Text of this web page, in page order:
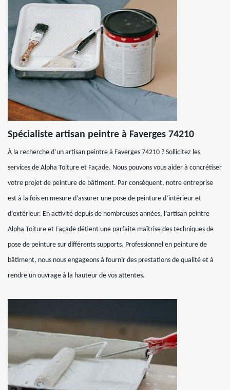
Spécialiste artisan peintre à Faverges 74210
À la recherche d’un artisan peintre à Faverges 74210 ? Sollicitez les
services de Alpha Toiture et Façade. Nous pouvons vous aider à concrétiser
votre projet de peinture de bâtiment. Par conséquent, notre entreprise
est à la fois en mesure d’assurer une pose de peinture d’intérieur et
d’extérieur. En activité depuis de nombreuses années, l’artisan peintre
Alpha Toiture et Façade détient une parfaite maîtrise des techniques de
pose de peinture sur différents supports. Professionnel en peinture de
bâtiment, nous nous engageons à fournir des prestations de qualité et à
rendre un ouvrage à la hauteur de vos attentes.